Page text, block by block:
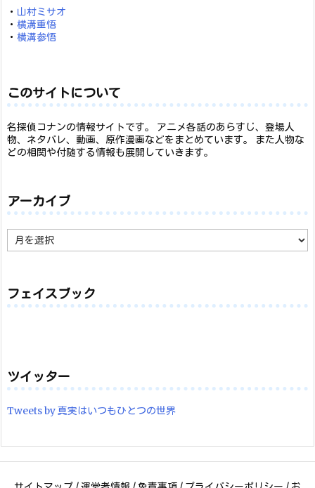
・ 山村ミサオ
・ 横溝重悟
・ 横溝参悟
このサイトについて
名探偵コナンの情報サイトです。 アニメ各話のあらすじ、登場人
物、ネタバレ、動画、原作漫画などをまとめています。 また人物な
どの相関や付随する情報も展開していきます。
アーカイブ
ー
フェイスブック
ツイッター
Tweets by 真実はいつもひとつの世界